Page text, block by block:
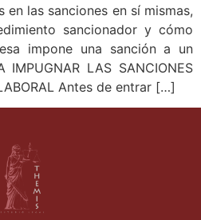
en las sanciones en sí mismas,
sancionador y cómo
impone una sanción a un
IMPUGNAR LAS SANCIONES
Antes de entrar […]